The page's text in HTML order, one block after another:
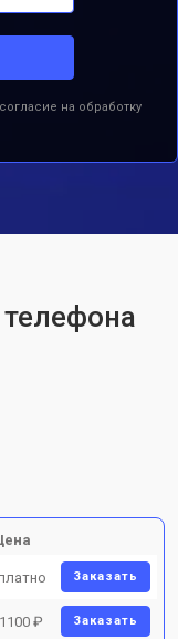
на обработку
Заказать
₽ Заказать